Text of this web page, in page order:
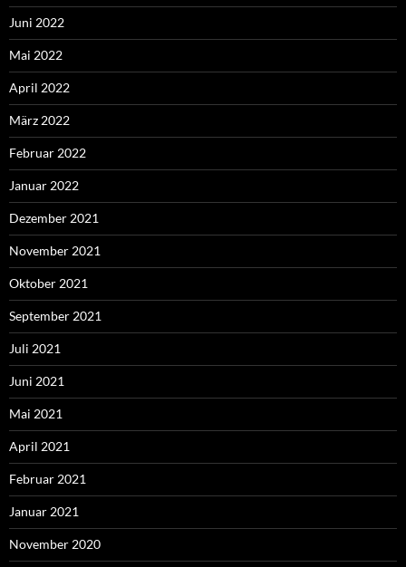
Juni 2022
Mai 2022
April 2022
März 2022
Februar 2022
Januar 2022
Dezember 2021
November 2021
Oktober 2021
September 2021
Juli 2021
Juni 2021
Mai 2021
April 2021
Februar 2021
Januar 2021
November 2020